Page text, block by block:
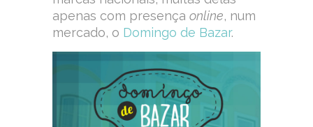
apenas com presença online, num
mercado, o Domingo de Bazar.